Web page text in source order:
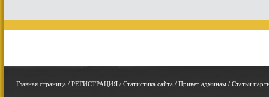
Главная страница / РЕГИСТРАЦИЯ / Статистика сайта / Привет админам / Статьи